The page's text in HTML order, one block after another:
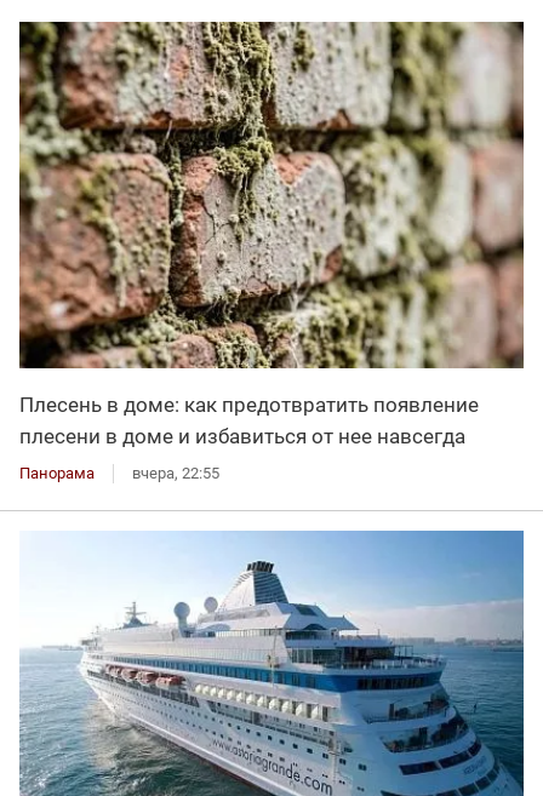
Плесень в доме: как предотвратить появление
плесени в доме и избавиться от нее навсегда
Панорама вчера, 22:55